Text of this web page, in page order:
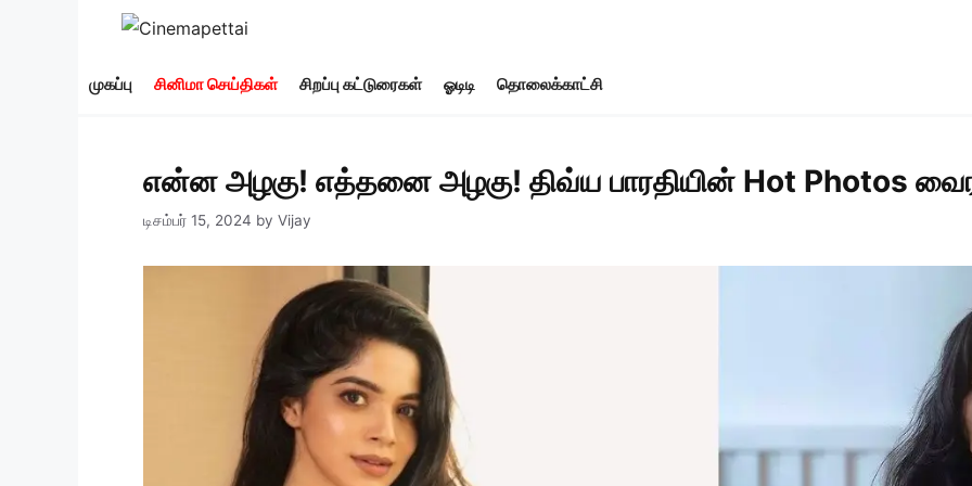
முகப்பு சினிமா செய்திகள் சிறப்பு கட்டுரைகள் ஓடிடி தொலைக்காட்சி
என்ன அழகு! எத்தனை அழகு! திவ்ய பாரதியின் Hot Photos
டிசம்பர் 15, 2024 by Vijay